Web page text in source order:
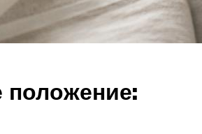
положение: